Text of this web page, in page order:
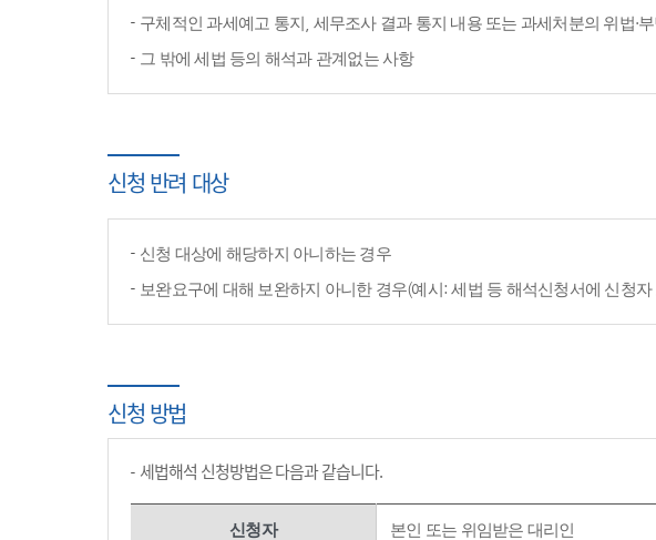
구체적인 과세예고 통지, 세무조사 결과 통지 내용 또는 과세처분의 위법·
그 밖에 세법 등의 해석과 관계없는 사항
신청 반려 대상
신청 대상에 해당하지 아니하는 경우
보완요구에 대해 보완하지 아니한 경우(예시: 세법 등 해석신청서에 신청
신청 방법
세법해석 신청방법은 다음과 같습니다.
신청자 본인 또는 위임받은 대리인